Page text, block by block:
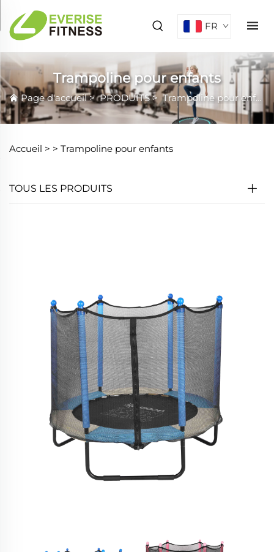
FR
Trampoline pour enfants
Page d'accueil>PRODUITS>Trampoline pour enfants
Accueil > > Trampoline pour enfants
TOUS LES PRODUITS